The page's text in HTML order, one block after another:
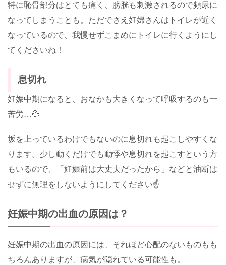
特に恥骨部分はとても痛く、膀胱も刺激されるので頻尿に
なってしまうことも。ただでさえ妊婦さんはトイレが近く
なっているので、我慢せずこまめにトイレに行くようにし
てくださいね！
息切れ
妊娠中期になると、おなかも大きくなって呼吸するのも一
苦労…💦
坂を上っているわけでもないのに息切れも起こしやすくな
ります。少し動くだけでも動悸や息切れを起こすという方
もいるので、「妊娠前は大丈夫だったから」などと油断は
せずに無理をしないようにしてください☝️
妊娠中期の出血の原因は？
妊娠中期の出血の原因には、それほど心配のないものもも
ちろんありますが、病気が隠れている可能性も。